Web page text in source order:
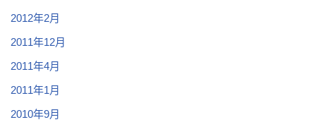
2012年2月
2011年12月
2011年4月
2011年1月
2010年9月